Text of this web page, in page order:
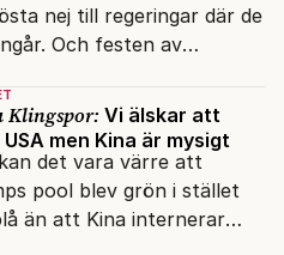
nej till regeringar där de
Och festen av
med lån.
Klingspor: Vi älskar att
men Kina är mysigt
det vara värre att
pool blev grön i stället
än att Kina internerar